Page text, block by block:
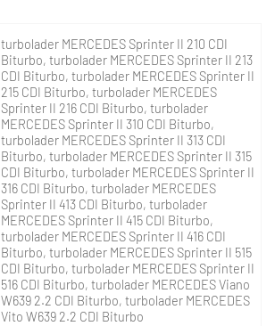
turbolader MERCEDES Sprinter II 210 CDI
Biturbo, turbolader MERCEDES Sprinter II 213
CDI Biturbo, turbolader MERCEDES Sprinter II
215 CDI Biturbo, turbolader MERCEDES
Sprinter II 216 CDI Biturbo, turbolader
MERCEDES Sprinter II 310 CDI Biturbo,
turbolader MERCEDES Sprinter II 313 CDI
Biturbo, turbolader MERCEDES Sprinter II 315
CDI Biturbo, turbolader MERCEDES Sprinter II
316 CDI Biturbo, turbolader MERCEDES
Sprinter II 413 CDI Biturbo, turbolader
MERCEDES Sprinter II 415 CDI Biturbo,
turbolader MERCEDES Sprinter II 416 CDI
Biturbo, turbolader MERCEDES Sprinter II 515
CDI Biturbo, turbolader MERCEDES Sprinter II
516 CDI Biturbo, turbolader MERCEDES Viano
W639 2.2 CDI Biturbo, turbolader MERCEDES
Vito W639 2.2 CDI Biturbo